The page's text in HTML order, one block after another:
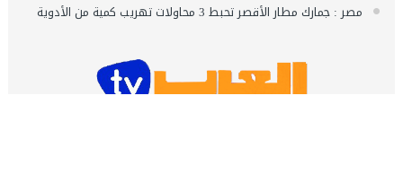
مصر : جمارك مطار الأقصر تحبط 3 محاولات تهريب كمية من الأدوية